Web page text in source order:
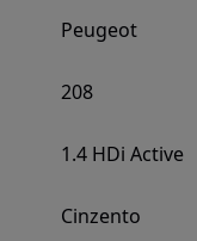
Peugeot
208
1.4 HDi Active
Cinzento